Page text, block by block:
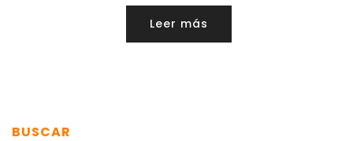
Leer más
BUSCAR